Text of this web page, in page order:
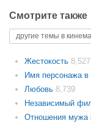
Смотрите также
другие темы в
Жестокость 8,527
Имя персонажа в
Любовь 8,739
Независимый
Отношения мужа